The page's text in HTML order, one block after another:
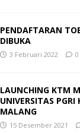
PENDAFTARAN
DIBUKA
3 Februari 2022 0
LAUNCHING KTM
UNIVERSITAS PGRI
MALANG
15 Desember 2021